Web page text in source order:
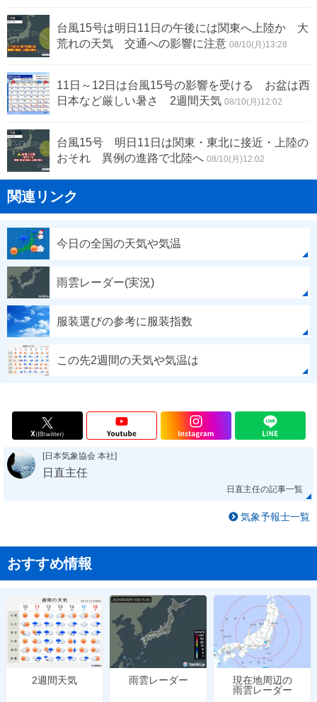
台風15号は明日11日の午後には関東へ上陸か 大
荒れの天気 交通への影響に注意 08/10(月)13:28
11日～12日は台風15号の影響を受ける お盆は西
日本など厳しい暑さ 2週間天気 08/10(月)12:02
台風15号 明日11日は関東・東北に接近・上陸の
おそれ 異例の進路で北陸へ 08/10(月)12:02
関連リンク
今日の全国の天気や気温
雨雲レーダー(実況)
服装選びの参考に服装指数
この先2週間の天気や気温は
[日本気象協会 本社]
日直主任
日直主任の記事一覧
気象予報士一覧
おすすめ情報
2週間天気 雨雲レーダー
現在地周辺の
雨雲レーダー